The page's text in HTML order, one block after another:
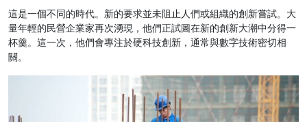
這是一個不同的時代。新的要求並未阻止人們或組織的創新嘗試。大
量年輕的民營企業家再次湧現，他們正試圖在新的創新大潮中分得一
杯羹。這一次，他們會專注於硬科技創新，通常與數字技術密切相
關。